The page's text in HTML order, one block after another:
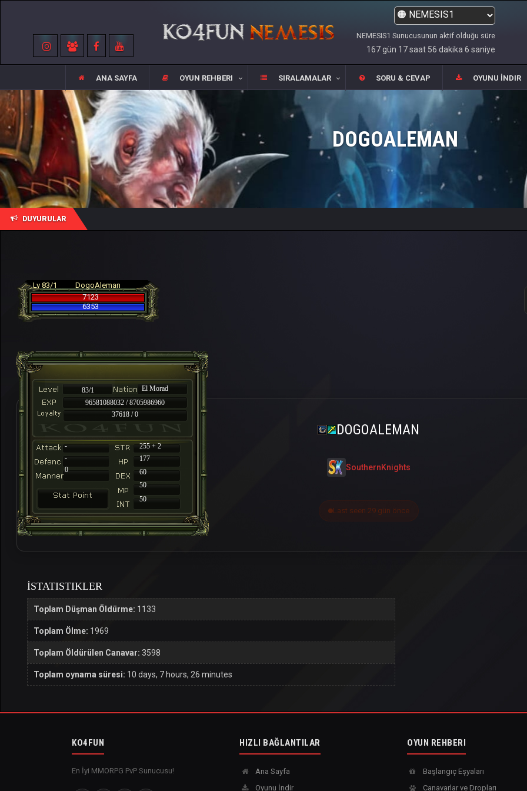
NEMESIS1 Sunucusunun aktif olduğu süre
167 gün 17 saat 56 dakika 6 saniye
ANA SAYFA OYUN REHBERI SIRALAMALAR SORU & CEVAP OYUNU İNDIR
DOGOALEMAN
DUYURULAR
Lv 83/1
DogoAleman
7123
6353
83/1
El Morad
96581088032 / 8705986960
37618 / 0
-
255 + 2
-
177
60
50
50
0
DOGOALEMAN
SouthernKnights
Last seen 29 gün önce
İSTATISTIKLER
Toplam Düşman Öldürme: 1133
Toplam Ölme: 1969
Toplam Öldürülen Canavar: 3598
Toplam oynama süresi: 10 days, 7 hours, 26 minutes
KO4FUN
En İyi MMORPG PvP Sunucusu!
HIZLI BAĞLANTILAR
Ana Sayfa
Oyunu İndir
OYUN REHBERI
Başlangıç Eşyaları
Canavarlar ve Dropları